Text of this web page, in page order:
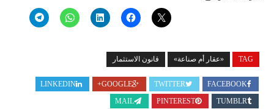
TAG «عقار أم صناعة» قانون الاستثمار
FACEBOOK
TWITTER
GOOGLE+
LINKEDIN
TUMBLR
PINTEREST
MAIL